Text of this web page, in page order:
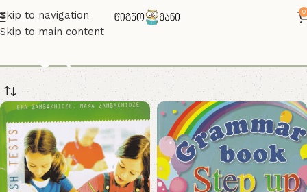
Skip to navigation
Skip to main content
0